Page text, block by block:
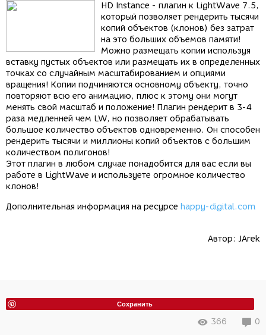
HD Instance - плагин к LightWave 7.5,
который позволяет рендерить тысячи
копий объектов (клонов) без затрат
на это больших объемов памяти!
Можно размещать копии используя
вставку пустых объектов или размещать их в определенных
точках со случайным масштабированием и опциями
вращения! Копии подчиняются основному объекту, точно
повторяют всю его анимацию, плюс к этому они могут
менять свой масштаб и положение! Плагин рендерит в 3-4
раза медленней чем LW, но позволяет обрабатывать
большое количество объектов одновременно. Он способен
рендерить тысячи и миллионы копий объектов с большим
количеством полигонов!
Этот плагин в любом случае понадобится для вас если вы
работе в LightWave и используете огромное количество
клонов!
Дополнительная информация на ресурсе happy-digital.com
Автор: JArek
Сохранить
366 0